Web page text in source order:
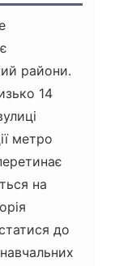
райони.
14
метро
на
до